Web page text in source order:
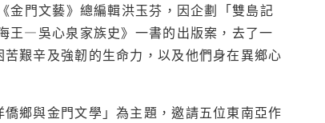
金門文藝》總編輯洪玉芬，因企劃「雙島記
王—吳心泉家族史》一書的出版案，去了一
艱辛及強韌的生命力，以及他們身在異鄉心
鄉與金門文學」為主題，邀請五位東南亞作